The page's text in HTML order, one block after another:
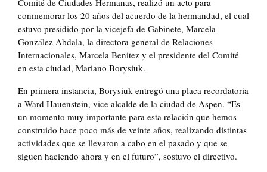
Comité de Ciudades Hermanas, realizó un acto para
conmemorar los 20 años del acuerdo de la hermandad, el cual
estuvo presidido por la vicejefa de Gabinete, Marcela
González Abdala, la directora general de Relaciones
Internacionales, Marcela Benitez y el presidente del Comité
en esta ciudad, Mariano Borysiuk.
En primera instancia, Borysiuk entregó una placa recordatoria
a Ward Hauenstein, vice alcalde de la ciudad de Aspen. “Es
un momento muy importante para esta relación que hemos
construido hace poco más de veinte años, realizando distintas
actividades que se llevaron a cabo en el pasado y que se
siguen haciendo ahora y en el futuro”, sostuvo el directivo.